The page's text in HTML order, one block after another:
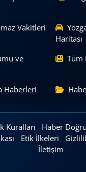
Vakitleri
Haritası
ve
Tüm
Haberleri
Kuralları
Haber
Etik İlkeleri
İletişim